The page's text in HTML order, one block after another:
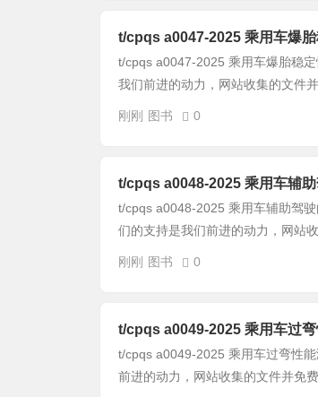
t/cpqs a0047-2025 乘用车爆
t/cpqs a0047-2025 乘用车爆胎稳
我们前进的动力，网站收集的文件
刚刚 图书 0
t/cpqs a0048-2025 乘用车辅
t/cpqs a0048-2025 乘用车辅助驾
们的支持是我们前进的动力，网站
刚刚 图书 0
t/cpqs a0049-2025 乘用车过
t/cpqs a0049-2025 乘用车过弯性
前进的动力，网站收集的文件并免